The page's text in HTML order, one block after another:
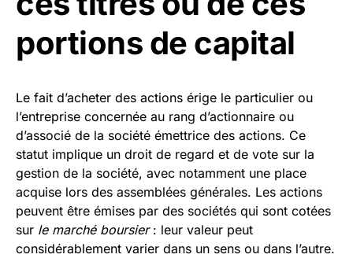
portions de capital
Le fait d’acheter des actions érige le particulier ou
l’entreprise concernée au rang d’actionnaire ou
d’associé de la société émettrice des actions. Ce
statut implique un droit de regard et de vote sur la
gestion de la société, avec notamment une place
acquise lors des assemblées générales. Les actions
peuvent être émises par des sociétés qui sont cotées
sur le marché boursier: leur valeur peut
considérablement varier dans un sens ou dans l’autre.